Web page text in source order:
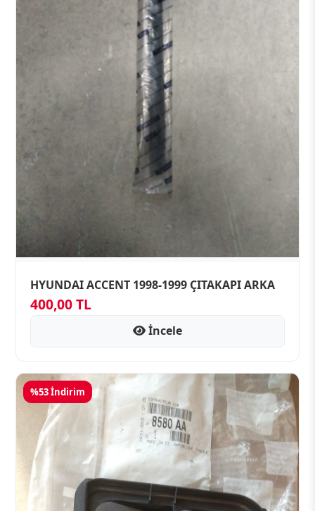
HYUNDAI ACCENT 1998-1999 ÇITAKAPI ARKA
400,00 TL
İncele
%53 İndirim